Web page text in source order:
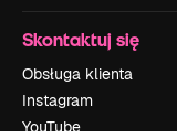
Skontaktuj się
Obsługa klienta
Instagram
YouTube